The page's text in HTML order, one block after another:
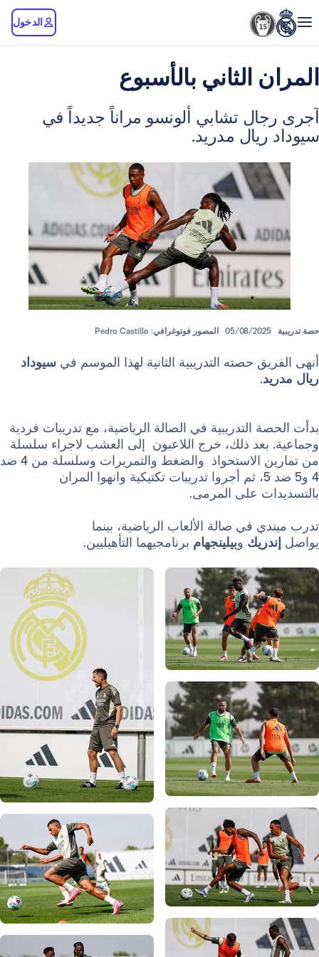
الثاني بالأسبوع
تشابي ألونسو مراناً جديداً في
مدريد.
05/08/ المصور فوتوغرافي: Pedro Castillo
حصته التدريبية الثانية لهذا الموسم فيسيوداد
.
التدريبية في الصالة الرياضية، مع تدريبات فردية
ذلك، خرج اللاعبون إلى العشب لاجراء سلسلة
من تمارين الاستحواذ والضغط والتمريرات وسلسلة من 4 ضد
4 و5 ضد 5، ثم أجروا تدريبات تكتيكية وانهوا المران
على المرمى.
في صالة الألعاب الرياضية، بينما
و بيلينجهام برنامجيهما التأهيليين.
صورة: Real Madrid
صورة: Real Madrid